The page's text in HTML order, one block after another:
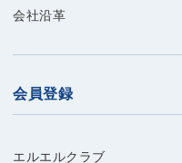
会社沿革
会員登録
エルエルクラブ